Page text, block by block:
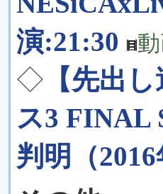
演:21:30
◇ 【先出
ス3 FINAL
判明（